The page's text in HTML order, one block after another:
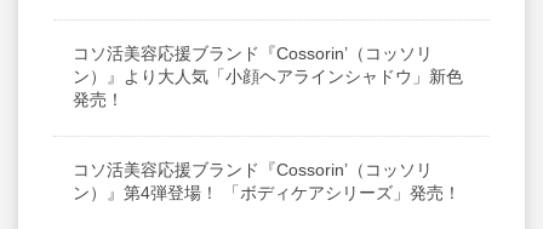
コソ活美容応援ブランド『Cossorin’（コッソリ
ン）』より大人気「小顔ヘアラインシャドウ」新色
発売！
コソ活美容応援ブランド『Cossorin’（コッソリ
ン）』第4弾登場！ 「ボディケアシリーズ」発売！